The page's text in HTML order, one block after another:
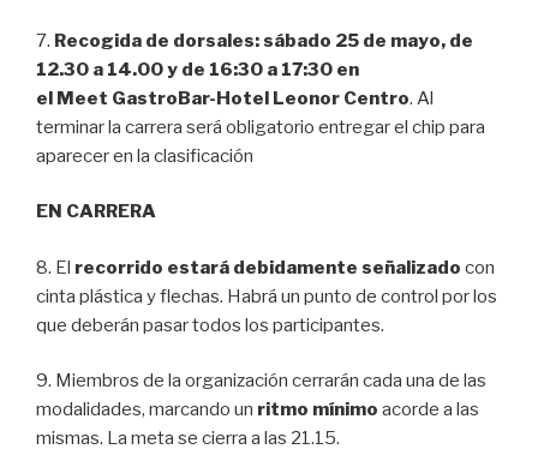
7. Recogida de dorsales: sábado 25 de mayo, de
12.30 a 14.00 y de 16:30 a 17:30 en
el Meet GastroBar-Hotel Leonor Centro. Al
terminar la carrera será obligatorio entregar el chip para
aparecer en la clasificación
EN CARRERA
8. El recorrido estará debidamente señalizado con
cinta plástica y flechas. Habrá un punto de control por los
que deberán pasar todos los participantes.
9. Miembros de la organización cerrarán cada una de las
modalidades, marcando un ritmo mínimo acorde a las
mismas. La meta se cierra a las 21.15.